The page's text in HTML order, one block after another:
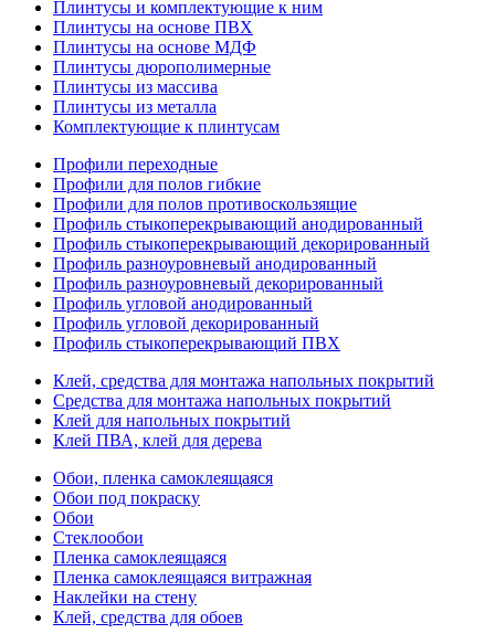
Плинтусы и комплектующие к ним
Плинтусы на основе ПВХ
Плинтусы на основе МДФ
Плинтусы дюрополимерные
Плинтусы из массива
Плинтусы из металла
Комплектующие к плинтусам
Профили переходные
Профили для полов гибкие
Профили для полов противоскользящие
Профиль стыкоперекрывающий анодированный
Профиль стыкоперекрывающий декорированный
Профиль разноуровневый анодированный
Профиль разноуровневый декорированный
Профиль угловой анодированный
Профиль угловой декорированный
Профиль стыкоперекрывающий ПВХ
Клей, средства для монтажа напольных покрытий
Средства для монтажа напольных покрытий
Клей для напольных покрытий
Клей ПВА, клей для дерева
Обои, пленка самоклеящаяся
Обои под покраску
Обои
Стеклообои
Пленка самоклеящаяся
Пленка самоклеящаяся витражная
Наклейки на стену
Клей, средства для обоев